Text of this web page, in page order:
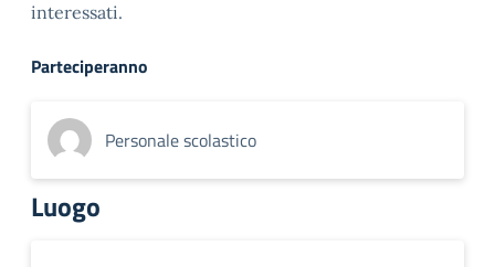
interessati.
Parteciperanno
Personale scolastico
Luogo